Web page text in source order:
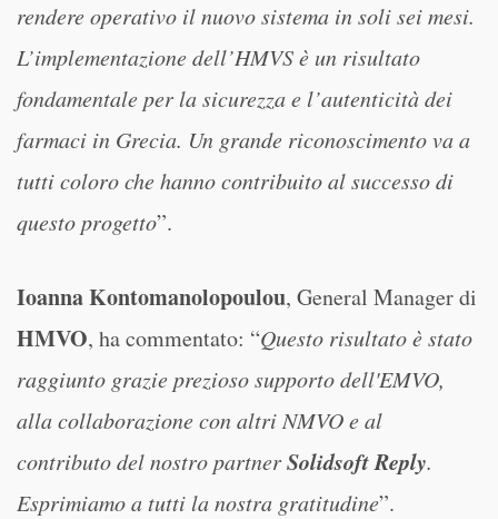
rendere operativo il nuovo sistema in soli sei mesi.
L’implementazione dell’HMVS è un risultato
fondamentale per la sicurezza e l’autenticità dei
farmaci in Grecia. Un grande riconoscimento va a
tutti coloro che hanno contribuito al successo di
questo progetto”.
Ioanna Kontomanolopoulou, General Manager di
HMVO, ha commentato: “Questo risultato è stato
raggiunto grazie prezioso supporto dell'EMVO,
alla collaborazione con altri NMVO e al
contributo del nostro partnerSolidsoft Reply.
Esprimiamo a tutti la nostra gratitudine”.